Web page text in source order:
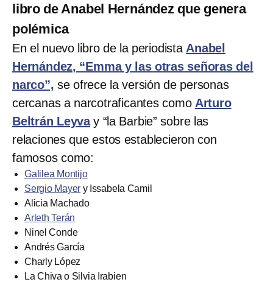
libro de Anabel Hernández que genera
polémica
En el nuevo libro de la periodista Anabel
Hernández, “Emma y las otras señoras del
narco”, se ofrece la versión de personas
cercanas a narcotraficantes como Arturo
Beltrán Leyvay “la Barbie” sobre las
relaciones que estos establecieron con
famosos como:
Galilea Montijo
Sergio Mayer y Issabela Camil
Alicia Machado
Arleth Terán
Ninel Conde
Andrés García
Charly López
La Chiva o Silvia Irabien